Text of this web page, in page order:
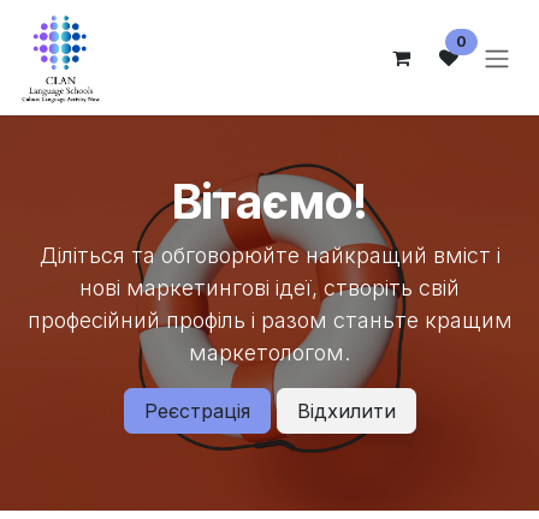
Skip to Content
0
Вітаємо!
Діліться та обговорюйте найкращий вміст і
нові маркетингові ідеї, створіть свій
професійний профіль і разом станьте кращим
маркетологом.
Реєстрація Відхилити